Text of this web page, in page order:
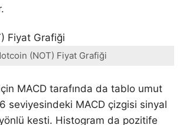
(NOT) Fiyat Grafiği
MACD tarafında da tablo umut
seviyesindeki MACD çizgisi sinyal
kesti. Histogram da pozitife